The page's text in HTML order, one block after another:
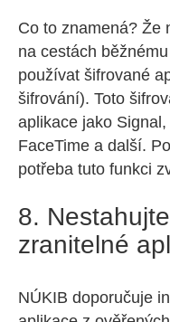
Co to znamená? Že
na cestách
používat šifrované
šifrování). Toto
aplikace jako
FaceTime a další.
potřeba tuto funkci
8.
zranitelné
NÚKIB doporučuje